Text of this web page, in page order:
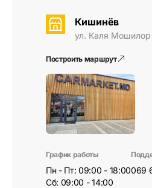
Кишинёв
ул. Каля Мошилор
Построить маршрут
График работы
Пн - Пт: 09:00 - 18:00
Сб: 09:00 - 14:00
069